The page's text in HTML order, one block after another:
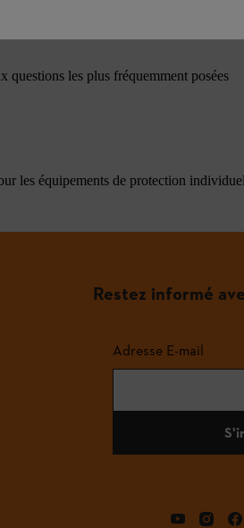
questions les plus fréquemment posées
les équipements de protection
Restez informé
Adresse E-mail